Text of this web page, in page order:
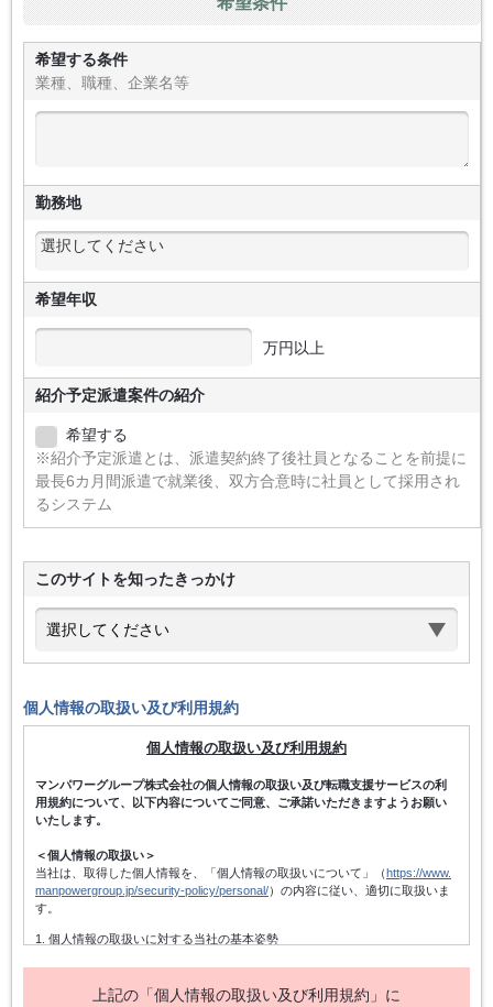
希望する条件
業種、職種、企業名等
勤務地
希望年収
万円以上
紹介予定派遣案件の紹介
希望する
※紹介予定派遣とは、派遣契約終了後社員となることを前提に
最長6カ月間派遣で就業後、双方合意時に社員として採用され
るシステム
このサイトを知ったきっかけ
個人情報の取扱い及び利用規約
個人情報の取扱い及び利用規約
マンパワーグループ株式会社の個人情報の取扱い及び転職支援サービスの利
用規約について、以下内容についてご同意、ご承諾いただきますようお願い
いたします。
＜個人情報の取扱い＞
当社は、取得した個人情報を、「個人情報の取扱いについて」（ https://www.
manpowergroup.jp/security-policy/personal/）の内容に従い、適切に取扱いま
す。
1. 個人情報の取扱いに対する当社の基本姿勢
ます。また、個人情報の取得にあたっては、適法かつ公正な手段によって
上記の「個人情報の取扱い及び利用規約」に